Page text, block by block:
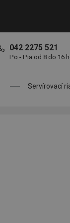
042 2275 521
Po - Pia od 8 do 16
Servírovací